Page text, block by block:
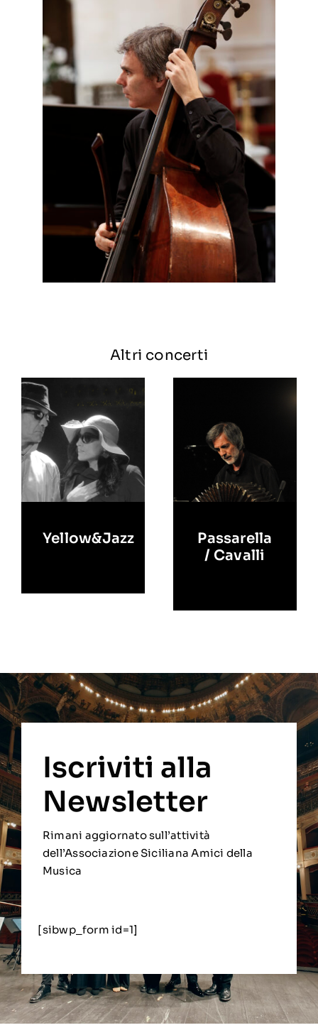
Altri concerti
Yellow&Jazz
Passarella
/ Cavalli
Iscriviti alla
Newsletter
Rimani aggiornato sull’attività
dell’Associazione Siciliana Amici della
Musica
[sibwp_form id=1]